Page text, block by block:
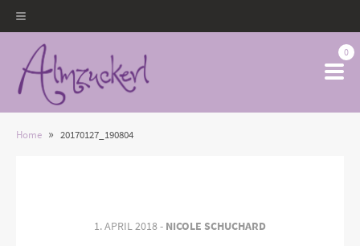
0
Home » 20170127_190804
1. APRIL 2018 - NICOLE SCHUCHARD